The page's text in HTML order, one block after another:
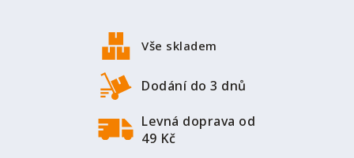
Vše skladem
Dodání do 3 dnů
Levná doprava od
49 Kč